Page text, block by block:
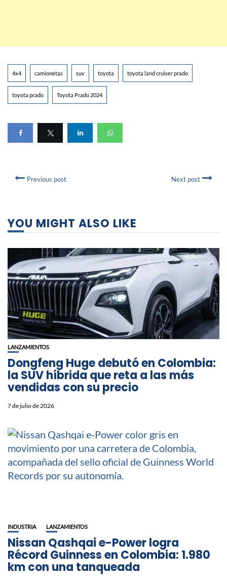
4x4 camionetas suv toyota toyota land cruiser prado
toyota prado Toyota Prado 2024
Previous post Next post
YOU MIGHT ALSO LIKE
LANZAMIENTOS
Dongfeng Huge debutó en Colombia:
la SUV híbrida que reta a las más
vendidas con su precio
7 de julio de 2026
INDUSTRIA LANZAMIENTOS
Nissan Qashqai e-Power logra
Récord Guinness en Colombia: 1.980
km con una tanqueada